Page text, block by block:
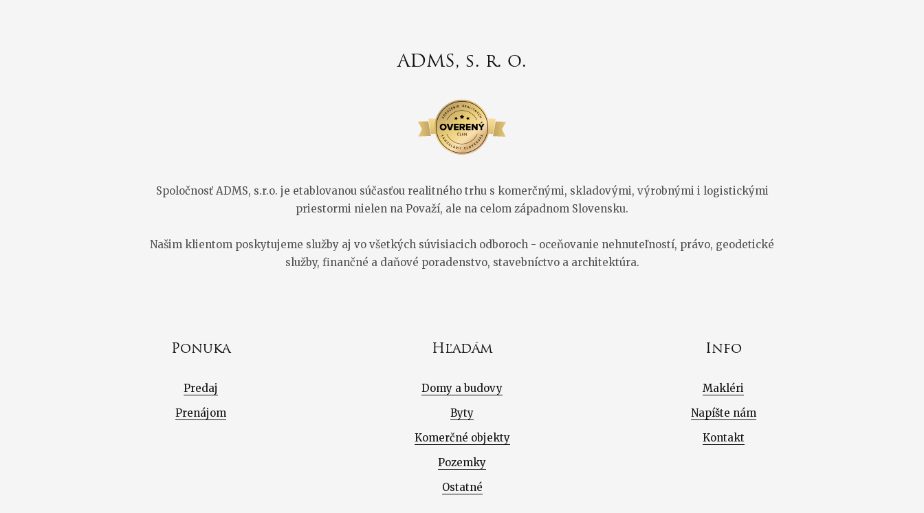
ADMS, s. r. o.
Spoločnosť ADMS, s.r.o. je etablovanou súčasťou realitného trhu s komerčnými, skladovými, výrobnými i logistickými
priestormi nielen na Považí, ale na celom západnom Slovensku.
Našim klientom poskytujeme služby aj vo všetkých súvisiacich odboroch - oceňovanie nehnuteľností, právo, geodetické
služby, finančné a daňové poradenstvo, stavebníctvo a architektúra.
Ponuka
Predaj
Prenájom
Hľadám
Domy a budovy
Byty
Komerčné objekty
Pozemky
Ostatné
Info
Makléri
Napíšte nám
Kontakt